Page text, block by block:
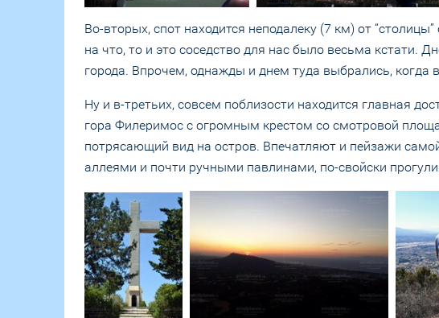
Во-вторых, спот находится неподалеку (7 км) от
на что, то и это соседство для нас было весьма кстати.
города. Впрочем, однажды и днем туда выбрались, когда
Ну и в-третьих, совсем поблизости находится главная
гора Филеримос с огромным крестом со смотровой
потрясающий вид на остров. Впечатляют и пейзажи
аллеями и почти ручными павлинами, по-свойски